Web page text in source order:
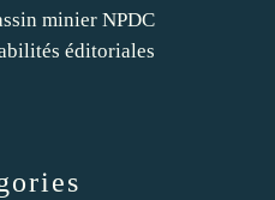
minier NPDC
éditoriales